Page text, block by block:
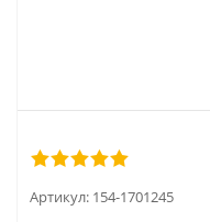
Артикул: 154-1701245